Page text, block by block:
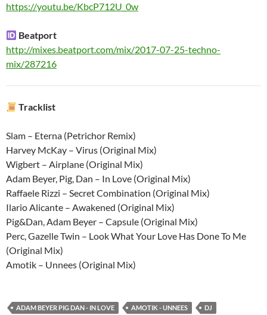
https://youtu.be/KbcP712U_0w
Beatport
http://mixes.beatport.com/mix/2017-07-25-techno-
mix/287216
Tracklist
Slam – Eterna (Petrichor Remix)
Harvey McKay – Virus (Original Mix)
Wigbert – Airplane (Original Mix)
Adam Beyer, Pig, Dan – In Love (Original Mix)
Raffaele Rizzi – Secret Combination (Original Mix)
Ilario Alicante – Awakened (Original Mix)
Pig&Dan, Adam Beyer – Capsule (Original Mix)
Perc, Gazelle Twin – Look What Your Love Has Done To Me
(Original Mix)
Amotik – Unnees (Original Mix)
ADAM BEYER PIG DAN - IN LOVE AMOTIK - UNNEES
DJ